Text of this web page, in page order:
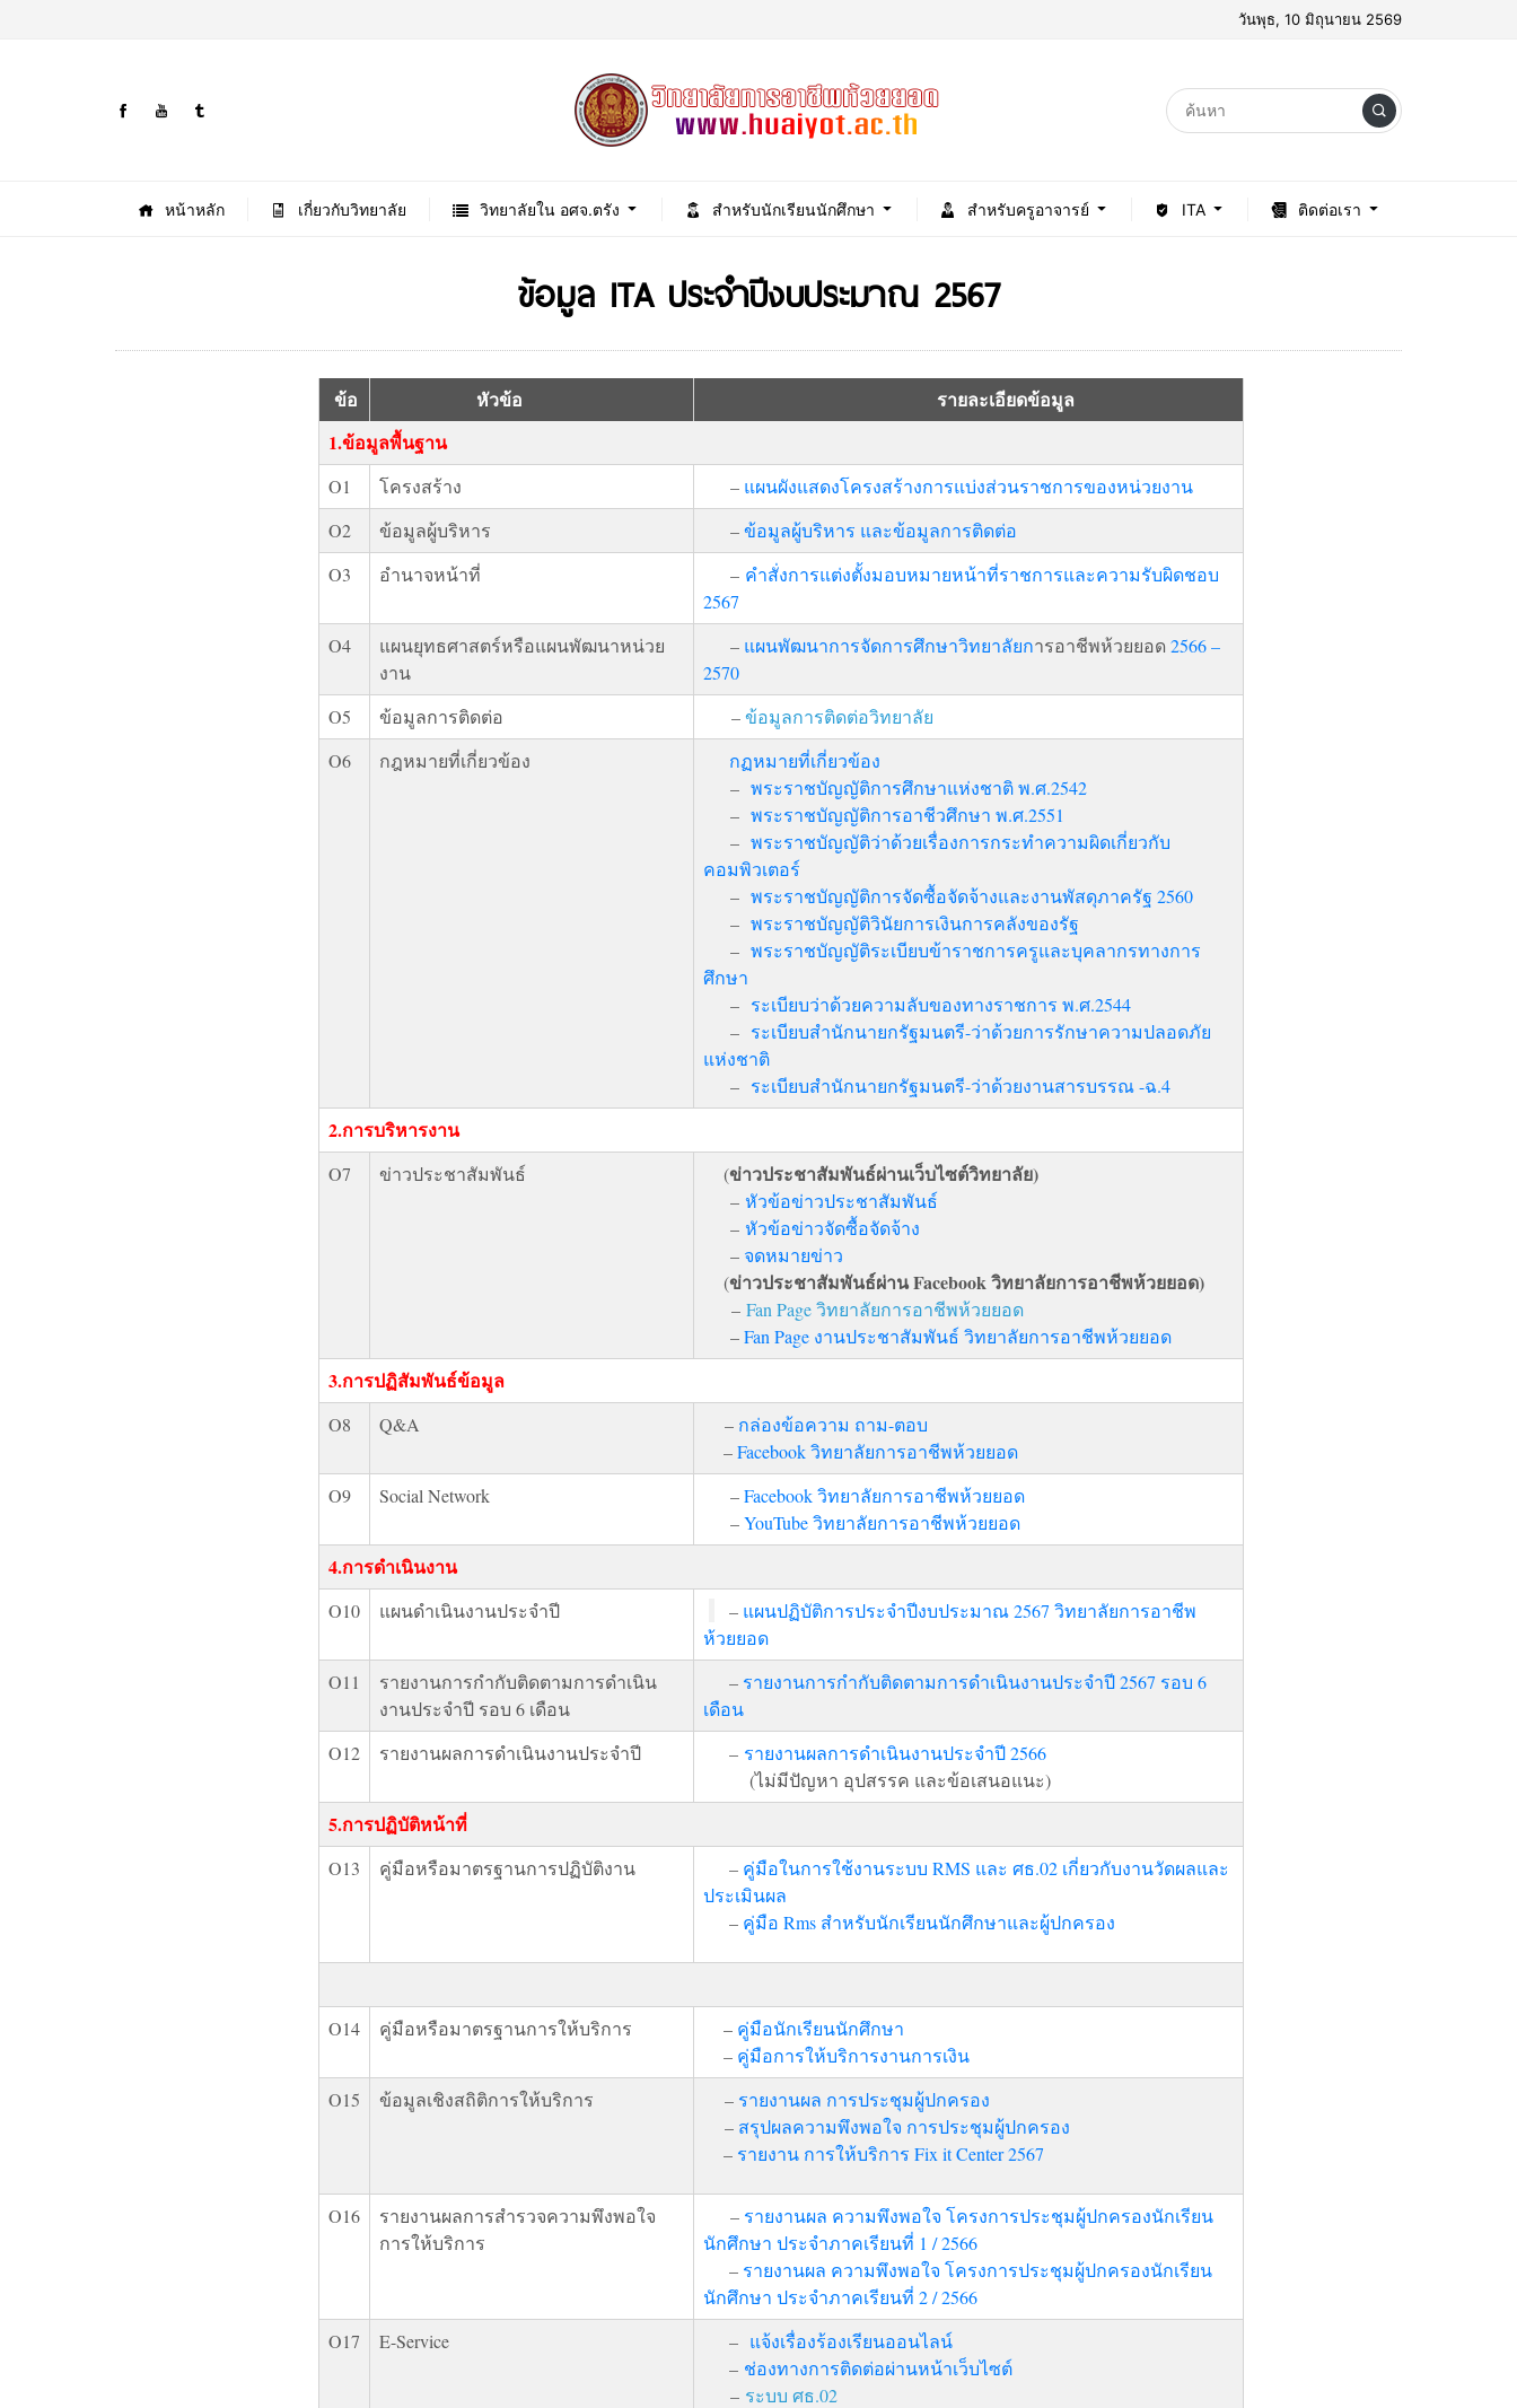
วันพุธ, 10 มิถุนายน 2569
หน้าหลัก เกี่ยวกับวิทยาลัย วิทยาลัยใน อศจ.ตรัง สำหรับนักเรียนนักศึกษา สำหรับครูอาจารย์ ITA ติดต่อเรา
ข้อมูล ITA ประจำปีงบประมาณ 2567
ข้อ หัวข้อ
รายละเอียดข้อมูล
1.ข้อมูลพื้นฐาน
O1 โครงสร้าง – แผนผังแสดงโครงสร้างการแบ่งส่วนราชการของหน่วยงาน
O2
ข้อมูลผู้บริหาร –ข้อมูลผู้บริหาร และข้อมูลการติดต่อ
O3
อำนาจหน้าที่ – คำสั่งการแต่งตั้งมอบหมายหน้าที่ราชการและความรับผิดชอบ
2567
O4
แผนยุทธศาสตร์หรือแผนพัฒนาหน่วย
งาน
– แผนพัฒนาการจัดการศึกษาวิทยาลัยการอาชีพห้วยยอด 2566 –
2570
O5
ข้อมูลการติดต่อ –ข้อมูลการติดต่อวิทยาลัย
O6
กฎหมายที่เกี่ยวข้อง
กฏหมายที่เกี่ยวข้อง
– พระราชบัญญัติการศึกษาแห่งชาติ พ.ศ.2542
– พระราชบัญญัติการอาชีวศึกษา พ.ศ.2551
– พระราชบัญญัติว่าด้วยเรื่องการกระทำความผิดเกี่ยวกับ
คอมพิวเตอร์
– พระราชบัญญัติการจัดซื้อจัดจ้างและงานพัสดุภาครัฐ 2560
– พระราชบัญญัติวินัยการเงินการคลังของรัฐ
– พระราชบัญญัติระเบียบข้าราชการครูและบุคลากรทางการ
ศึกษา
– ระเบียบว่าด้วยความลับของทางราชการ พ.ศ.2544
– ระเบียบสำนักนายกรัฐมนตรี-ว่าด้วยการรักษาความปลอดภัย
แห่งชาติ
– ระเบียบสำนักนายกรัฐมนตรี-ว่าด้วยงานสารบรรณ -ฉ.4
2.การบริหารงาน
O7 ข่าวประชาสัมพันธ์ (ข่าวประชาสัมพันธ์ผ่านเว็บไซต์วิทยาลัย)
– หัวข้อข่าวประชาสัมพันธ์
– หัวข้อข่าวจัดซื้อจัดจ้าง
– จดหมายข่าว
(ข่าวประชาสัมพันธ์ผ่าน Facebook วิทยาลัยการอาชีพห้วยยอด)
– Fan Page วิทยาลัยการอาชีพห้วยยอด
–Fan Page งานประชาสัมพันธ์ วิทยาลัยการอาชีพห้วยยอด
3.การปฏิสัมพันธ์ข้อมูล
O8 Q&A – กล่องข้อความ ถาม-ตอบ
–Facebook วิทยาลัยการอาชีพห้วยยอด
O9
Social Network –Facebook วิทยาลัยการอาชีพห้วยยอด
–YouTube วิทยาลัยการอาชีพห้วยยอด
4.การดำเนินงาน
O10 แผนดำเนินงานประจำปี – แผนปฏิบัติการประจำปีงบประมาณ 2567 วิทยาลัยการอาชีพ
ห้วยยอด
O11
รายงานการกำกับติดตามการดำเนิน
งานประจำปี รอบ 6 เดือน
– รายงานการกำกับติดตามการดำเนินงานประจำปี 2567 รอบ 6
เดือน
O12
รายงานผลการดำเนินงานประจำปี – รายงานผลการดำเนินงานประจำปี 2566
(ไม่มีปัญหา อุปสรรค และข้อเสนอแนะ)
5.การปฏิบัติหน้าที่
O13 คู่มือหรือมาตรฐานการปฏิบัติงาน – คู่มือในการใช้งานระบบ RMS และ ศธ.02 เกี่ยวกับงานวัดผลและ
ประเมินผล
– คู่มือ Rms สำหรับนักเรียนนักศึกษาและผู้ปกครอง
O14 คู่มือหรือมาตรฐานการให้บริการ – คู่มือนักเรียนนักศึกษา
– คู่มือการให้บริการงานการเงิน
O15
ข้อมูลเชิงสถิติการให้บริการ – รายงานผล การประชุมผู้ปกครอง
– สรุปผลความพึงพอใจ การประชุมผู้ปกครอง
– รายงาน การให้บริการ Fix it Center 2567
O16
รายงานผลการสำรวจความพึงพอใจ
การให้บริการ
– รายงานผล ความพึงพอใจ โครงการประชุมผู้ปกครองนักเรียน
นักศึกษา ประจำภาคเรียนที่ 1 / 2566
– รายงานผล ความพึงพอใจ โครงการประชุมผู้ปกครองนักเรียน
นักศึกษา ประจำภาคเรียนที่ 2 / 2566
O17
E-Service – แจ้งเรื่องร้องเรียนออนไลน์
– ช่องทางการติดต่อผ่านหน้าเว็บไซต์
– ระบบ ศธ.02